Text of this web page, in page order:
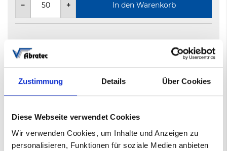
Zustimmung Details Über Cookies
Diese Webseite verwendet Cookies
Wir verwenden Cookies, um Inhalte und Anzeigen zu
personalisieren, Funktionen für soziale Medien anbieten
− + In den Warenkorb
010451112
AB-KS721